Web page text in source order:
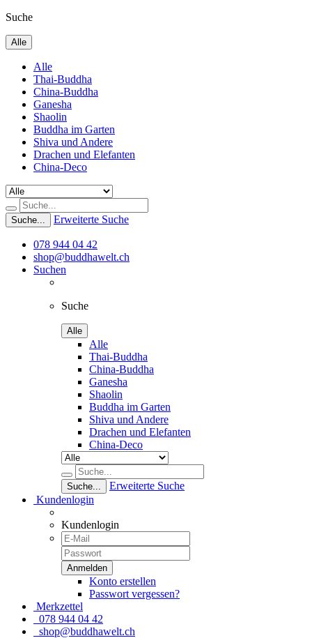
Suche
Alle
Alle
Thai-Buddha
China-Buddha
Ganesha
Shaolin
Buddha im Garten
Shiva und Andere
Drachen und Elefanten
China-Deco
Suche... Erweiterte Suche
078 944 04 42
shop@buddhawelt.ch
Suchen
Suche
Alle
Alle
Thai-Buddha
China-Buddha
Ganesha
Shaolin
Buddha im Garten
Shiva und Andere
Drachen und Elefanten
China-Deco
Suche...
Erweiterte Suche
Kundenlogin
Kundenlogin
Konto erstellen
Passwort vergessen?
Merkzettel
078 944 04 42
shop@buddhawelt.ch